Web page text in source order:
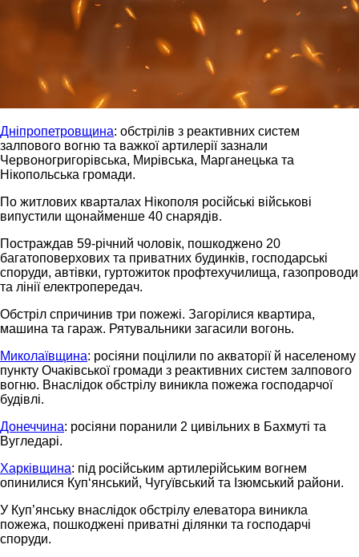
Дніпропетровщина: обстрілів з реактивних систем
залпового вогню та важкої артилерії зазнали
Червоногригорівська, Мирівська, Марганецька та
Нікопольська громади.
По житлових кварталах Нікополя російські військові
випустили щонайменше 40 снарядів.
Постраждав 59-річний чоловік, пошкоджено 20
багатоповерхових та приватних будинків, господарські
споруди, автівки, гуртожиток профтехучилища, газопроводи
та лінії електропередач.
Обстріл спричинив три пожежі. Загорілися квартира,
машина та гараж. Рятувальники загасили вогонь.
Миколаївщина: росіяни поцілили по акваторії й населеному
пункту Очаківської громади з реактивних систем залпового
вогню. Внаслідок обстрілу виникла пожежа господарчої
будівлі.
Донеччина: росіяни поранили 2 цивільних в Бахмуті та
Вугледарі.
Харківщина: під російським артилерійським вогнем
опинилися Куп‘янський, Чугуївський та Ізюмський райони.
У Куп’янську внаслідок обстрілу елеватора виникла
пожежа, пошкоджені приватні ділянки та господарчі
споруди.